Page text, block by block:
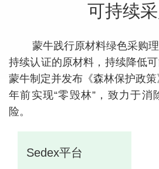
可持续
蒙牛践行原材料绿色采购理
持续认证的原材料，持续降低可
蒙牛制定并发布《森林保护政
年前实现“零毁林”，致力于消
险。
Sedex平台